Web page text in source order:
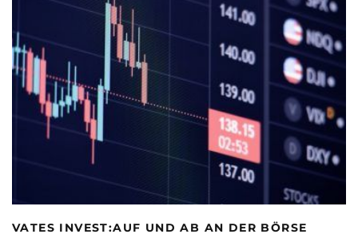
VATES INVEST:AUF UND AB AN DER BÖRSE